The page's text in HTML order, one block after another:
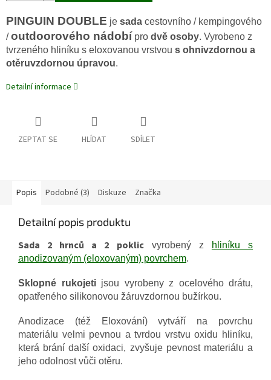
PINGUIN DOUBLE je sada cestovního / kempingového
/outdoorového nádobí pro dvě osoby. Vyrobeno z
tvrzeného hliníku s eloxovanou vrstvou s ohnivzdornou a
otěruvzdornou úpravou.
Detailní informace
ZEPTAT SE HLÍDAT SDÍLET
Popis Podobné (3) Diskuze Značka
Detailní popis produktu
Sada 2 hrnců a 2 poklicvyrobený z
hliníku s
anodizovaným (eloxovaným) povrchem.
Sklopné rukojetijsou vyrobeny z ocelového drátu,
opatřeného silikonovou žáruvzdornou bužírkou.
Anodizace (též Eloxování) vytváří na povrchu
materiálu velmi pevnou a tvrdou vrstvu oxidu hliníku,
která brání další oxidaci, zvyšuje pevnost materiálu a
jeho odolnost vůči otěru.